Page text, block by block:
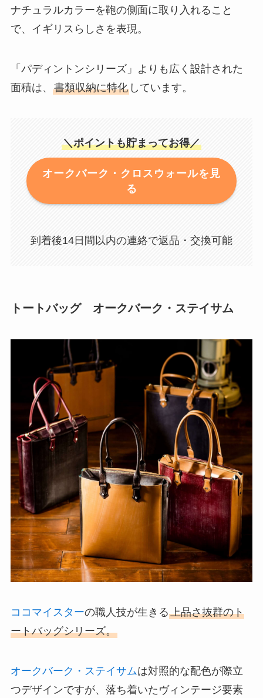
ナチュラルカラーを鞄の側面に取り入れること
で、イギリスらしさを表現。
「パディントンシリーズ」よりも広く設計された
面積は、 書類収納に特化しています。
＼ポイントも貯まってお得／
オークバーク・クロスウォールを見
る
到着後14日間以内の連絡で返品・交換可能
トートバッグ オークバーク・ステイサム
ココマイスターの職人技が生きる上品さ抜群のト
ートバッグシリーズ。
オークバーク・ステイサムは対照的な配色が際立
つデザインですが、落ち着いたヴィンテージ要素